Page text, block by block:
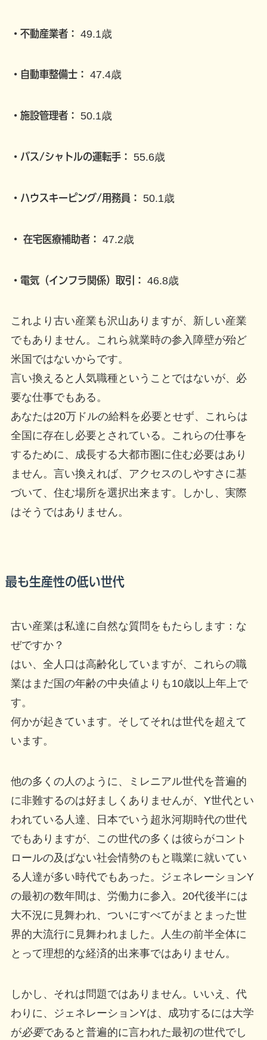
・不動産業者： 49.1歳
・自動車整備士： 47.4歳
・施設管理者： 50.1歳
・バス/シャトルの運転手： 55.6歳
・ハウスキーピング/用務員： 50.1歳
・ 在宅医療補助者： 47.2歳
・電気（インフラ関係）取引： 46.8歳
これより古い産業も沢山ありますが、新しい産業
でもありません。これら就業時の参入障壁が殆ど
米国ではないからです。
言い換えると人気職種ということではないが、必
要な仕事でもある。
あなたは20万ドルの給料を必要とせず、これらは
全国に存在し必要とされている。これらの仕事を
するために、成長する大都市圏に住む必要はあり
ません。言い換えれば、アクセスのしやすさに基
づいて、住む場所を選択出来ます。しかし、実際
はそうではありません。
最も生産性の低い世代
古い産業は私達に自然な質問をもたらします：な
ぜですか？
はい、全人口は高齢化していますが、これらの職
業はまだ国の年齢の中央値よりも10歳以上年上で
す。
何かが起きています。そしてそれは世代を超えて
います。
他の多くの人のように、ミレニアル世代を普遍的
に非難するのは好ましくありませんが、Y世代とい
われている人達、日本でいう超氷河期時代の世代
でもありますが、この世代の多くは彼らがコント
ロールの及ばない社会情勢のもと職業に就いてい
る人達が多い時代でもあった。ジェネレーションY
の最初の数年間は、労働力に参入。20代後半には
大不況に見舞われ、ついにすべてがまとまった世
界的大流行に見舞われました。人生の前半全体に
とって理想的な経済的出来事ではありません。
しかし、それは問題ではありません。いいえ、代
わりに、ジェネレーションYは、成功するには大学
が必要であると普遍的に言われた最初の世代でし